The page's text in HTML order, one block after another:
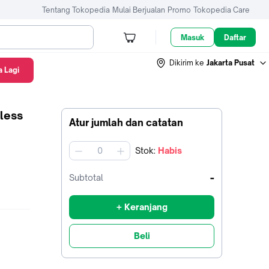
Tentang Tokopedia Mulai Berjualan Promo Tokopedia Care
Masuk Daftar
Dikirim ke Jakarta Pusat
Atur jumlah dan catatan
jumlah Stok: Habis
Subtotal -
+ Keranjang
Beli
Lagi